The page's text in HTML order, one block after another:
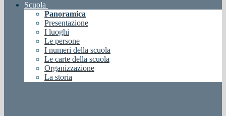
Scuola
Panoramica
Presentazione
I luoghi
Le persone
I numeri della scuola
Le carte della scuola
Organizzazione
La storia